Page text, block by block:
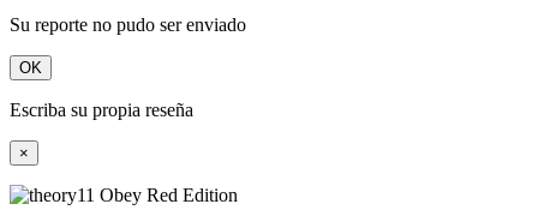
Su reporte no pudo ser enviado
OK
Escriba su propia reseña
×